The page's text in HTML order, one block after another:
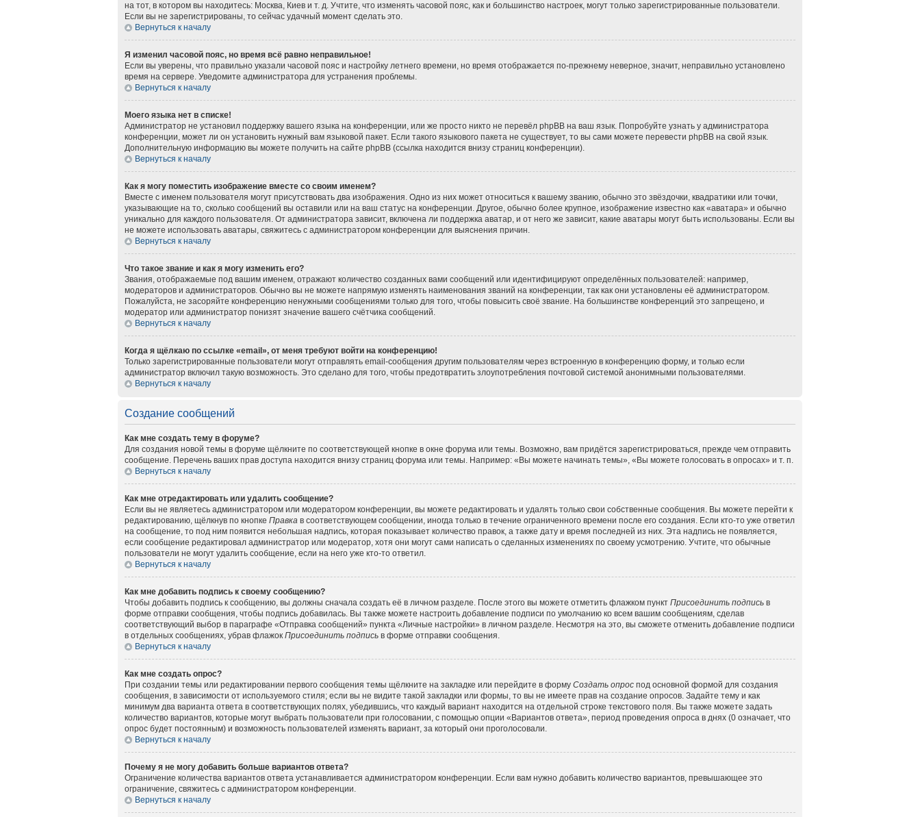
на тот, в котором вы находитесь: Москва, Киев и т. д. Учтите, что изменять часовой пояс, как и большинство настроек, могут только зарегистрированные пользователи.
Если вы не зарегистрированы, то сейчас удачный момент сделать это.
Вернуться к началу
Я изменил часовой пояс, но время всё равно неправильное!
Если вы уверены, что правильно указали часовой пояс и настройку летнего времени, но время отображается по-прежнему неверное, значит, неправильно установлено
время на сервере. Уведомите администратора для устранения проблемы.
Вернуться к началу
Моего языка нет в списке!
Администратор не установил поддержку вашего языка на конференции, или же просто никто не перевёл phpBB на ваш язык. Попробуйте узнать у администратора
конференции, может ли он установить нужный вам языковой пакет. Если такого языкового пакета не существует, то вы сами можете перевести phpBB на свой язык.
Дополнительную информацию вы можете получить на сайте phpBB (ссылка находится внизу страниц конференции).
Вернуться к началу
Как я могу поместить изображение вместе со своим именем?
Вместе с именем пользователя могут присутствовать два изображения. Одно из них может относиться к вашему званию, обычно это звёздочки, квадратики или точки,
указывающие на то, сколько сообщений вы оставили или на ваш статус на конференции. Другое, обычно более крупное, изображение известно как «аватара» и обычно
уникально для каждого пользователя. От администратора зависит, включена ли поддержка аватар, и от него же зависит, какие аватары могут быть использованы. Если вы
не можете использовать аватары, свяжитесь с администратором конференции для выяснения причин.
Вернуться к началу
Что такое звание и как я могу изменить его?
Звания, отображаемые под вашим именем, отражают количество созданных вами сообщений или идентифицируют определённых пользователей: например,
модераторов и администраторов. Обычно вы не можете напрямую изменять наименования званий на конференции, так как они установлены её администратором.
Пожалуйста, не засоряйте конференцию ненужными сообщениями только для того, чтобы повысить своё звание. На большинстве конференций это запрещено, и
модератор или администратор понизят значение вашего счётчика сообщений.
Вернуться к началу
Когда я щёлкаю по ссылке «email», от меня требуют войти на конференцию!
Только зарегистрированные пользователи могут отправлять email-сообщения другим пользователям через встроенную в конференцию форму, и только если
администратор включил такую возможность. Это сделано для того, чтобы предотвратить злоупотребления почтовой системой анонимными пользователями.
Вернуться к началу
Создание сообщений
Как мне создать тему в форуме?
Для создания новой темы в форуме щёлкните по соответствующей кнопке в окне форума или темы. Возможно, вам придётся зарегистрироваться, прежде чем отправить
сообщение. Перечень ваших прав доступа находится внизу страниц форума или темы. Например: «Вы можете начинать темы», «Вы можете голосовать в опросах» и т. п.
Вернуться к началу
Как мне отредактировать или удалить сообщение?
Если вы не являетесь администратором или модератором конференции, вы можете редактировать и удалять только свои собственные сообщения. Вы можете перейти к
редактированию, щёлкнув по кнопке Правка в соответствующем сообщении, иногда только в течение ограниченного времени после его создания. Если кто-то уже ответил
на сообщение, то под ним появится небольшая надпись, которая показывает количество правок, а также дату и время последней из них. Эта надпись не появляется,
если сообщение редактировал администратор или модератор, хотя они могут сами написать о сделанных изменениях по своему усмотрению. Учтите, что обычные
пользователи не могут удалить сообщение, если на него уже кто-то ответил.
Вернуться к началу
Как мне добавить подпись к своему сообщению?
Чтобы добавить подпись к сообщению, вы должны сначала создать её в личном разделе. После этого вы можете отметить флажком пункт Присоединить подпись в
форме отправки сообщения, чтобы подпись добавилась. Вы также можете настроить добавление подписи по умолчанию ко всем вашим сообщениям, сделав
соответствующий выбор в параграфе «Отправка сообщений» пункта «Личные настройки» в личном разделе. Несмотря на это, вы сможете отменить добавление подписи
в отдельных сообщениях, убрав флажок Присоединить подпись в форме отправки сообщения.
Вернуться к началу
Как мне создать опрос?
При создании темы или редактировании первого сообщения темы щёлкните на закладке или перейдите в форму Создать опрос под основной формой для создания
сообщения, в зависимости от используемого стиля; если вы не видите такой закладки или формы, то вы не имеете прав на создание опросов. Задайте тему и как
минимум два варианта ответа в соответствующих полях, убедившись, что каждый вариант находится на отдельной строке текстового поля. Вы также можете задать
количество вариантов, которые могут выбрать пользователи при голосовании, с помощью опции «Вариантов ответа», период проведения опроса в днях (0 означает, что
опрос будет постоянным) и возможность пользователей изменять вариант, за который они проголосовали.
Вернуться к началу
Почему я не могу добавить больше вариантов ответа?
Ограничение количества вариантов ответа устанавливается администратором конференции. Если вам нужно добавить количество вариантов, превышающее это
ограничение, свяжитесь с администратором конференции.
Вернуться к началу